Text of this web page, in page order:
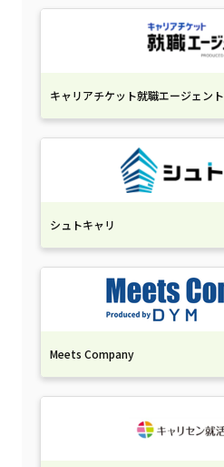
キャリアチケット就職エージェント
シュトキャリ
Meets Company